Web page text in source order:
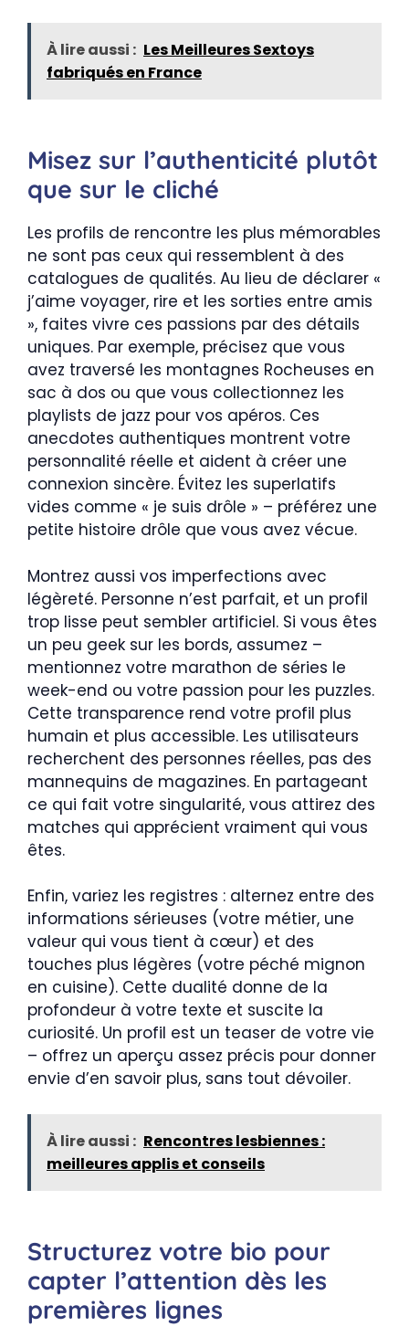
À lire aussi : Les Meilleures Sextoys
fabriqués en France
Misez sur l’authenticité plutôt
que sur le cliché
Les profils de rencontre les plus mémorables
ne sont pas ceux qui ressemblent à des
catalogues de qualités. Au lieu de déclarer «
j’aime voyager, rire et les sorties entre amis
», faites vivre ces passions par des détails
uniques. Par exemple, précisez que vous
avez traversé les montagnes Rocheuses en
sac à dos ou que vous collectionnez les
playlists de jazz pour vos apéros. Ces
anecdotes authentiques montrent votre
personnalité réelle et aident à créer une
connexion sincère. Évitez les superlatifs
vides comme « je suis drôle » – préférez une
petite histoire drôle que vous avez vécue.
Montrez aussi vos imperfections avec
légèreté. Personne n’est parfait, et un profil
trop lisse peut sembler artificiel. Si vous êtes
un peu geek sur les bords, assumez –
mentionnez votre marathon de séries le
week-end ou votre passion pour les puzzles.
Cette transparence rend votre profil plus
humain et plus accessible. Les utilisateurs
recherchent des personnes réelles, pas des
mannequins de magazines. En partageant
ce qui fait votre singularité, vous attirez des
matches qui apprécient vraiment qui vous
êtes.
Enfin, variez les registres : alternez entre des
informations sérieuses (votre métier, une
valeur qui vous tient à cœur) et des
touches plus légères (votre péché mignon
en cuisine). Cette dualité donne de la
profondeur à votre texte et suscite la
curiosité. Un profil est un teaser de votre vie
– offrez un aperçu assez précis pour donner
envie d’en savoir plus, sans tout dévoiler.
À lire aussi : Rencontres lesbiennes :
meilleures applis et conseils
Structurez votre bio pour
capter l’attention dès les
premières lignes